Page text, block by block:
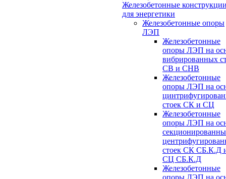
Железобетонные
для энергетики
Железобетонные опоры
ЛЭП
Железобетонные
опоры ЛЭП на
вибрированных
СВ и СНВ
Железобетонные
опоры ЛЭП на
стоек СК и СЦ
Железобетонные
опоры ЛЭП на
стоек СК СБ.К.Д
СЦ СБ.К.Д
Железобетонные
опоры ЛЭП на